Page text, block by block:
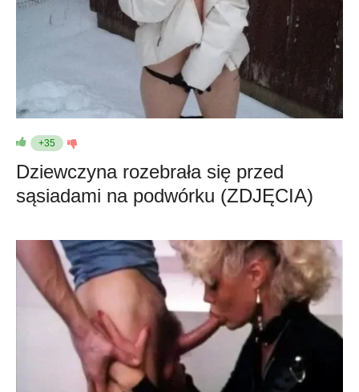
+35
Dziewczyna rozebrała się przed
sąsiadami na podwórku (ZDJĘCIA)